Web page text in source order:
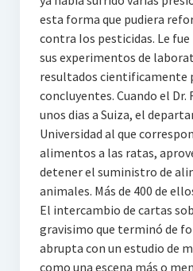
esta forma que pudiera
contra Ios pesticidas. Le
sus experimentos de
resultados cientificamente
concluyentes. Cuando el
unos dias a Suiza, el
Universidad al que
alimentos a las ratas,
detener el suministro de
animales. Más de 400 de
El intercambio de cartas
gravisimo que terminó de
abrupta con un estudio de
como una escena más o